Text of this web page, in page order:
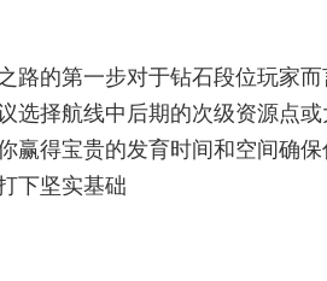
路的第一步对于钻石段位玩家
选择航线中后期的次级资源点
赢得宝贵的发育时间和空间确
下坚实基础